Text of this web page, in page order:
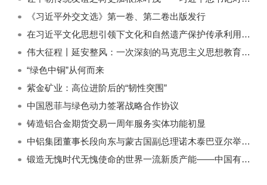
《习近平外交文选》第一卷、第二卷出版发行
在习近平文化思想引领下文化和自然遗产保护传承利用工作开创新局面
伟大征程丨延安整风：一次深刻的马克思主义思想教育运动
“绿色中铜”从何而来
紫金矿业：高位进阶后的“韧性突围”
中国恩菲与绿色动力签署战略合作协议
铸造铝合金期货交易一周年服务实体功能初显
中铝集团董事长段向东与蒙古国副总理诺木泰巴亚尔举行会谈
锻造无愧时代无愧使命的世界一流新质产能——中国有色金属工业的战略应对与破局之道（二）